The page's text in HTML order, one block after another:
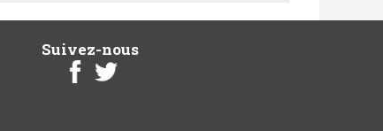
Suivez-nous